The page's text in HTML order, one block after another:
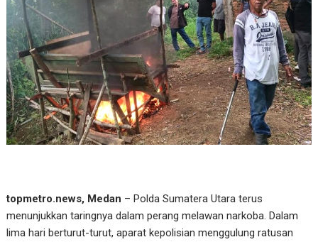
topmetro.news, Medan – Polda Sumatera Utara terus
menunjukkan taringnya dalam perang melawan narkoba. Dalam
lima hari berturut-turut, aparat kepolisian menggulung ratusan